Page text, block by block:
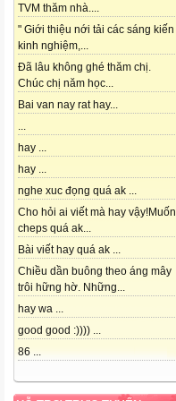
TVM thăm nhà....
" Giới thiệu nới tải các sáng kiến
kinh nghiệm,...
Đã lâu không ghé thăm chị.
Chúc chị năm học...
Bai van nay rat hay...
...
hay ...
hay ...
nghe xuc đọng quá ak ...
Cho hỏi ai viết mà hay vậy!Muốn
cheps quá ak...
Bài viết hay quá ak ...
Chiều dần buông theo áng mây
trôi hững hờ. Những...
hay wa ...
good good :)))) ...
86 ...